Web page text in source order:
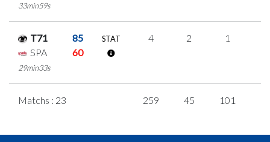
33min59s
T71
85
SPA
60
29min33s
STAT 4 2 1
Matchs : 23 259 45 101